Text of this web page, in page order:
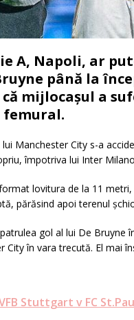
A, Napoli, ar
până la
mijlocașul a
femural.
Manchester City s-a
împotriva lui Inter
lovitura de la 11
părăsind apoi terenul
gol al lui De Bruyne
City în vara trecută. El mai
Stuttgart v FC